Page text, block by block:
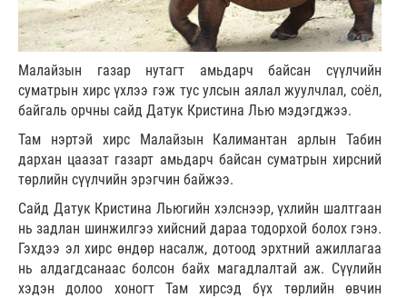
Малайзын газар нутагт амьдарч байсан сүүлчийн
суматрын хирс үхлээ гэж тус улсын аялал жуулчлал, соёл,
байгаль орчны сайд Датук Кристина Лью мэдэгджээ.
Там нэртэй хирс Малайзын Калимантан арлын Табин
дархан цаазат газарт амьдарч байсан суматрын хирсний
төрлийн сүүлчийн эрэгчин байжээ.
Сайд Датук Кристина Льюгийн хэлснээр, үхлийн шалтгаан
нь задлан шинжилгээ хийсний дараа тодорхой болох гэнэ.
Гэхдээ эл хирс өндөр насалж, дотоод эрхтний ажиллагаа
нь алдагдсанаас болсон байх магадлалтай аж. Сүүлийн
хэдэн долоо хоногт Там хирсэд бүх төрлийн өвчин